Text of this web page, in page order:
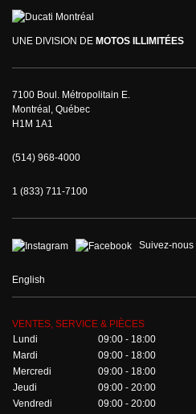
UNE DIVISION DE MOTOS ILLIMITÉES
7100 Boul. Métropolitain E.
Montréal, Québec
H1M 1A1
(514) 968-4000
1 (833) 711-7100
Suivez-nous
English
VENTES, SERVICE & PIÈCES
Lundi
09:00 - 18:00
Mardi
09:00 - 18:00
Mercredi
09:00 - 18:00
Jeudi
09:00 - 20:00
Vendredi
09:00 - 20:00